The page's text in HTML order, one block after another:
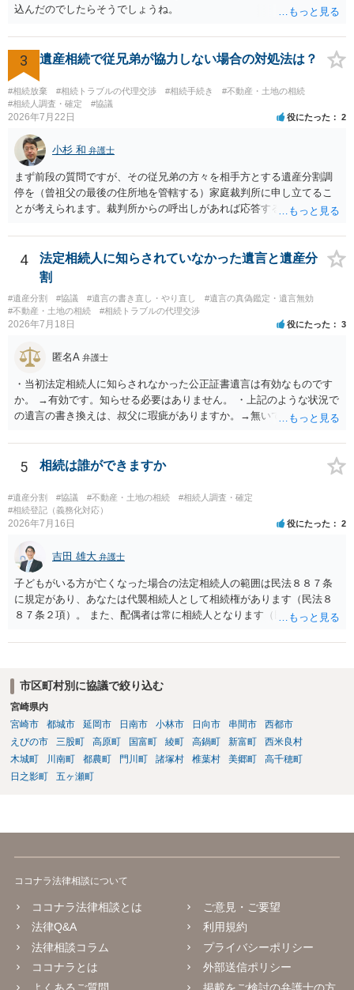
込んだのでしたらそうでしょうね。
3 遺産相続で従兄弟が協力しない場合の対処法は？
#相続放棄 #相続トラブルの代理交渉 #相続手続き
#不動産・土地の相続
#相続人調査・確定
#協議
2026年7月22日 役にたった 2
小杉 和 弁護士
まず前段の質問ですが、その従兄弟の方々を相手方とする遺産分割調
停を（曾祖父の最後の住所地を管轄する）家庭裁判所に申し立てるこ
とが考えられます。裁判所からの呼出しがあれば応答する可能性がま
能と思われます。時間が思った以上にないので必要書類をてきぱきと
揃える必要があります。その点是非御注意ください。
4
法定相続人に知らされていなかった遺言と遺産分
割
#遺産分割 #協議 #遺言の書き直し・やり直し
#遺言の真偽鑑定・遺言無効
#不動産・土地の相続
#相続トラブルの代理交渉
2026年7月18日 役にたった 3
匿名A 弁護士
・当初法定相続人に知らされなかった公正証書遺言は有効なものです
か。 →有効です。知らせる必要はありません。 ・上記のような状況で
の遺言の書き換えは、叔父に瑕疵がありますか。→無いです。 ・分割
ますか。 →本人が自由に決められますので、どこが妥当とは言えない
です。客観的な基準もありません。 ・できれば穏やかに、分割を拒否
ないということでしょうか。遺言で、受取を指定されててもいらない
と拒否することはできます。理由を説明する必要はありません。
5 相続は誰ができますか
#遺産分割 #協議 #不動産・土地の相続
#相続人調査・確定
#相続登記（義務化対応）
2026年7月16日 役にたった 2
吉田 雄大 弁護士
子どもがいる方が亡くなった場合の法定相続人の範囲は民法８８７条
に規定があり、あなたは代襲相続人として相続権があります（民法８
８７条２項）。 また、配偶者は常に相続人となります（民法８９０
も相続権があります。つまり、孫５人に加えて「おじ又はおば」にも
市区町村別に協議で絞り込む
宮崎県内
宮崎市
都城市 延岡市 日南市 小林市 日向市 串間市
西都市
えびの市
三股町 高原町 国富町 綾町 高鍋町 新富町
西米良村
木城町
川南町 都農町 門川町 諸塚村 椎葉村 美郷町
高千穂町
日之影町
五ヶ瀬町
ココナラ法律相談について
ココナラ法律相談とは
法律Q&A
法律相談コラム
ココナラとは
よくあるご質問
ご意見・ご要望
利用規約
プライバシーポリシー
外部送信ポリシー
掲載をご検討の弁護士の方